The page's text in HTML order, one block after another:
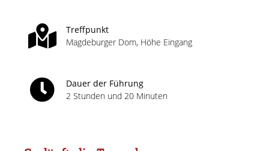
Treffpunkt
Magdeburger Dom, Höhe Eingang
Dauer der Führung
2 Stunden und 20 Minuten